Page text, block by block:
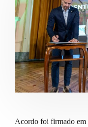
Acordo foi firmado em